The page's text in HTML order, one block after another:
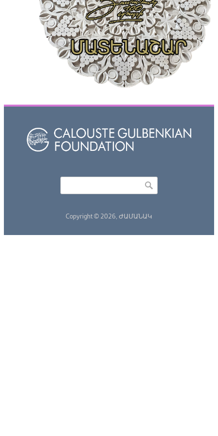
Copyright © 2026, ԺԱՄԱՆԱԿ